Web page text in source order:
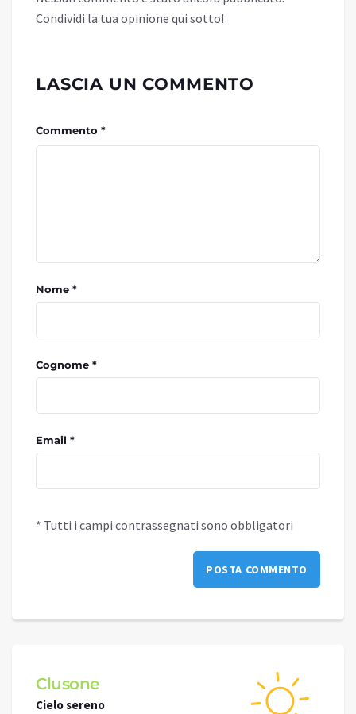
Condividi la tua opinione qui sotto!
LASCIA UN COMMENTO
Commento *
Nome *
Cognome *
Email *
* Tutti i campi contrassegnati sono obbligatori
Clusone
Cielo sereno